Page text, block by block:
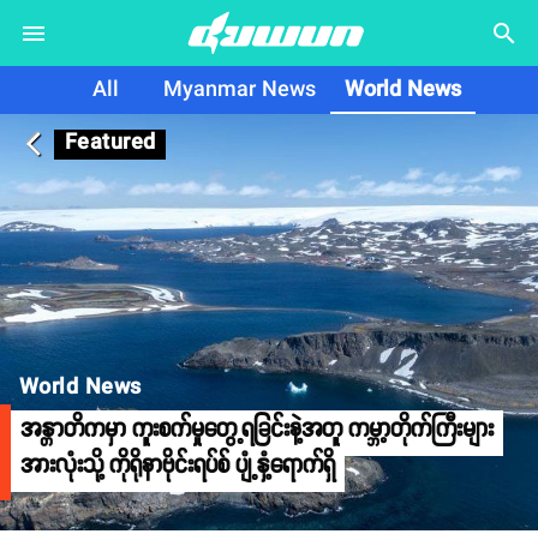
search
All Myanmar News
World News
Featured
arrow_back_ios
World News
အန္တာတိကမှာ ကူးစက်မှုတွေ့ရခြင်းနဲ့အတူ ကမ္ဘာ့တိုက်ကြီးများ
အားလုံးသို့ ကိုရိုနာဗိုင်းရပ်စ် ပျံ့နှံ့ရောက်ရှိ